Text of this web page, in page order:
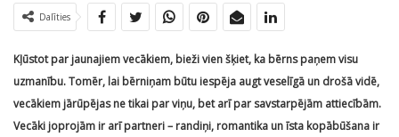
Dalīties
Kļūstot par jaunajiem vecākiem, bieži vien šķiet, ka bērns paņem visu
uzmanību. Tomēr, lai bērniņam būtu iespēja augt veselīgā un drošā vidē,
vecākiem jārūpējas ne tikai par viņu, bet arī par savstarpējām attiecībām.
Vecāki joprojām ir arī partneri – randiņi, romantika un īsta kopābūšana ir